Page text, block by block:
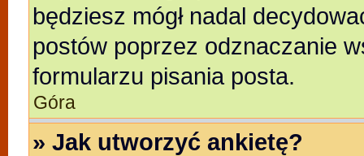
będziesz mógł nadal
postów poprzez odznaczanie
formularzu pisania posta.
Góra
» Jak utworzyć ankietę?